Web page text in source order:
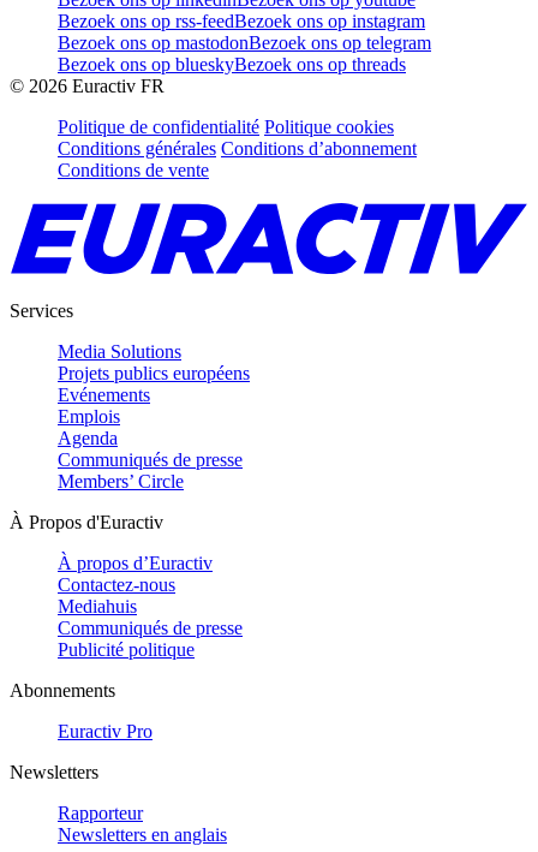
Bezoek ons op rss-feedBezoek ons op instagram
Bezoek ons op mastodonBezoek ons op telegram
Bezoek ons op blueskyBezoek ons op threads
© 2026 Euractiv FR
Politique de confidentialité Politique cookies
Conditions générales Conditions d’abonnement
Conditions de vente
Services
Media Solutions
Projets publics européens
Evénements
Emplois
Agenda
Communiqués de presse
Members’ Circle
À Propos d'Euractiv
À propos d’Euractiv
Contactez-nous
Mediahuis
Communiqués de presse
Publicité politique
Abonnements
Euractiv Pro
Newsletters
Rapporteur
Newsletters en anglais